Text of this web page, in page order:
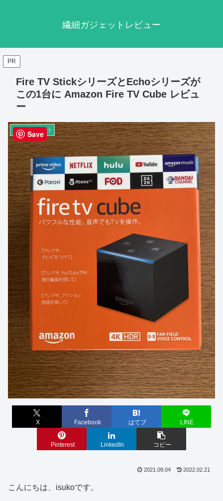
繊細ガジェットレビュー
PR
Fire TV StickシリーズとEchoシリーズが
この1台に Amazon Fire TV Cube レビュ
ー
その他ガジェット
X Facebook はてブ LINE
Pinterest LinkedIn コピー
2021.09.04 2022.02.21
こんにちは、isukoです。
Save